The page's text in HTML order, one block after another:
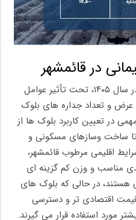
در قائمشهر
در سال ۱۴۰۵، تحت تأثیر عوامل
عرض و تعداد جداره های بلوک
در تعیین کاربرد بلوک ها از
تا ساخت وسازهای مسکونی و
اقلیمی مرطوب قائمشهر،
مناسب و وزن کم گزینه ای
هستند، در حالی که بلوک های
اقتصادی تر و دسترسی
مورد استفاده قرار می گیرند.